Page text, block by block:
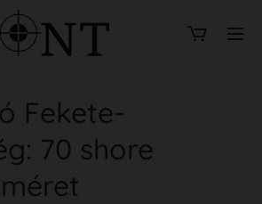
Fekete-
70 shore